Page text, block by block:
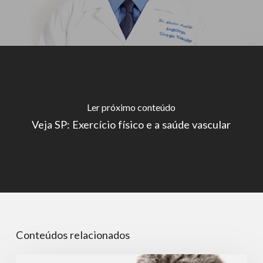
Ler próximo conteúdo
Veja SP: Exercício físico e a saúde vascular
Conteúdos relacionados